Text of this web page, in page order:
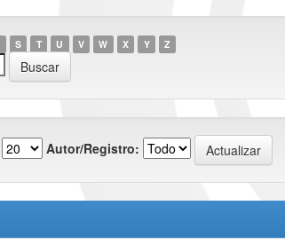
S T U V W X Y Z
Autor/Registro: